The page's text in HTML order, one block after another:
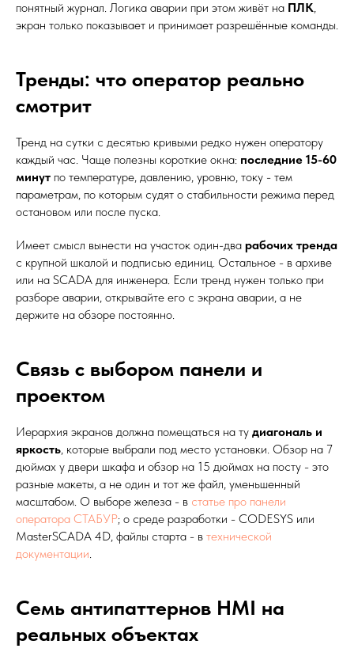
понятный журнал. Логика аварии при этом живёт на ПЛК,
экран только показывает и принимает разрешённые команды.
Тренды: что оператор реально
смотрит
Тренд на сутки с десятью кривыми редко нужен оператору
каждый час. Чаще полезны короткие окна: последние 15-60
минут по температуре, давлению, уровню, току - тем
параметрам, по которым судят о стабильности режима перед
остановом или после пуска.
Имеет смысл вынести на участок один-два рабочих тренда
с крупной шкалой и подписью единиц. Остальное - в архиве
или на SCADA для инженера. Если тренд нужен только при
разборе аварии, открывайте его с экрана аварии, а не
держите на обзоре постоянно.
Связь с выбором панели и
проектом
Иерархия экранов должна помещаться на ту диагональ и
яркость, которые выбрали под место установки. Обзор на 7
дюймах у двери шкафа и обзор на 15 дюймах на посту - это
разные макеты, а не один и тот же файл, уменьшенный
масштабом. О выборе железа - в статье про панели
оператора СТАБУР; о среде разработки - CODESYS или
MasterSCADA 4D, файлы старта - в технической
документации.
Семь антипаттернов HMI на
реальных объектах